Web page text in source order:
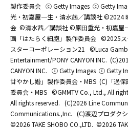
製作委員会 ⓒ Getty Images ⓒ Getty
光・初嘉屋一生・清水茜／講談社 ©2024
会 ©清水茜／講談社 ©原田重光・初嘉屋
画「はたらく細胞」製作委員会 ©2025ス
スターコーポレーション21
©Luca
Entertainment/PONY CANYON INC.
CANYON INC. ⓒ Getty Images ⓒ Getty
甘やかし婚」製作委員会・MBS (C)「過
委員会・MBS ©GMMTV Co., Ltd., All
All rights reserved. (C)2026 Line
Communications.,Inc. (C)渡辺プロダク
©2026 TAKE SHOBO CO.,LTD. ©2026